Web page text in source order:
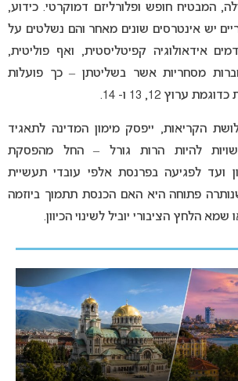
המבטיח חופש ופלורליזם דמוקרטי. כידוע,
יש אינטרסים שונים מאחר והם נשלטים על
אידאולוגיה קפיטליסטית, ואף פוליטית,
מסחריות אשר בשליטתן – כך פועלות
ערוץ 12, 13 ו- 14.
הקריאות, ייפסק מימון המדינה לתאגיד
עשויות להיות הרות גורל – החל מהפסקת
ועד לפגיעה בפרנסת אלפי עובדי תעשיית
פתוחה היא האם הכנסת תתמוך ביוזמה
הלחץ הציבורי יוביל לשינוי הכיוון.